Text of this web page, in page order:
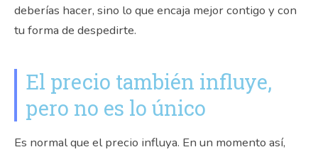
deberías hacer, sino lo que encaja mejor contigo y con
tu forma de despedirte.
El precio también influye,
pero no es lo único
Es normal que el precio influya. En un momento así,